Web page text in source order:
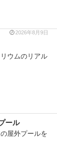
2026年8月9日
ウムのリアル
ール
屋外プールを